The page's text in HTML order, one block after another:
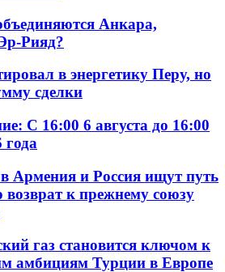
Анкара,
Рияд?
в энергетику Перу, но
сделки
С 16:00 6 августа до 16:00
года
Армения и Россия ищут путь
возврат к прежнему союзу
газ становится ключом к
амбициям Турции в Европе